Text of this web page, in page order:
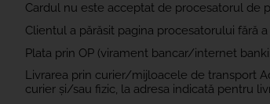
Cardul nu este acceptat de procesatorul de
Clientul a părăsit pagina procesatorului fără a
Plata prin OP (virament bancar/internet
Livrarea prin curier/mijloacele de transport
curier și/sau fizic, la adresa indicată pentru